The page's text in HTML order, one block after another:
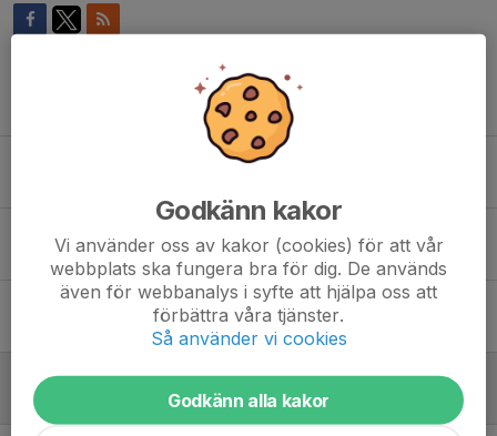
Bollmaskinen ur funktion!
27 jun, 10:44 0
Efterlysning
13 maj, 09:00 0
29 apr, 21:53 0
Godkänn kakor
Vi använder oss av kakor (cookies) för att vår
webbplats ska fungera bra för dig. De används
även för webbanalys i syfte att hjälpa oss att
förbättra våra tjänster.
Så använder vi cookies
Godkänn alla kakor